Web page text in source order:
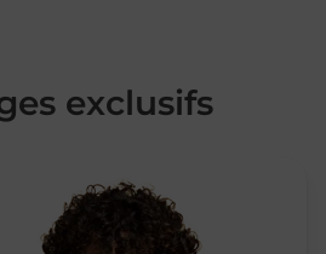
exclusifs